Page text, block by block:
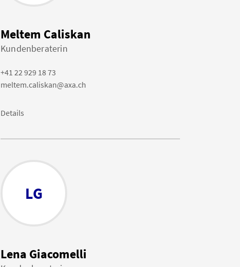
Meltem Caliskan
Kundenberaterin
+41 22 929 18 73
meltem.caliskan@axa.ch
Details
LG
Lena Giacomelli